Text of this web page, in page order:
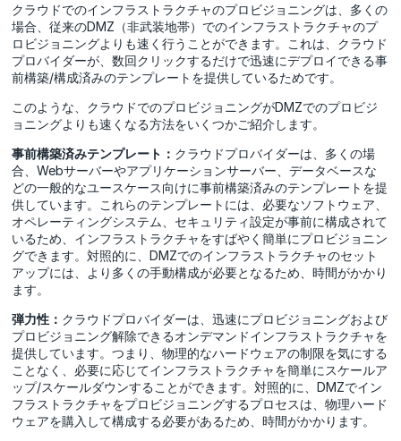
クラウドでのインフラストラクチャのプロビジョニングは、多くの
場合、従来のDMZ（非武装地帯）でのインフラストラクチャのプ
ロビジョニングよりも速く行うことができます。これは、クラウド
プロバイダーが、数回クリックするだけで迅速にデプロイできる事
前構築/構成済みのテンプレートを提供しているためです。
このような、クラウドでのプロビジョニングがDMZでのプロビジ
ョニングよりも速くなる方法をいくつかご紹介します。
事前構築済みテンプレート： クラウドプロバイダーは、多くの場
合、Webサーバーやアプリケーションサーバー、データベースな
どの一般的なユースケース向けに事前構築済みのテンプレートを提
供しています。これらのテンプレートには、必要なソフトウェア、
オペレーティングシステム、セキュリティ設定が事前に構成されて
いるため、インフラストラクチャをすばやく簡単にプロビジョニン
グできます。対照的に、DMZでのインフラストラクチャのセット
アップには、より多くの手動構成が必要となるため、時間がかかり
ます。
弾力性： クラウドプロバイダーは、迅速にプロビジョニングおよび
プロビジョニング解除できるオンデマンドインフラストラクチャを
提供しています。つまり、物理的なハードウェアの制限を気にする
ことなく、必要に応じてインフラストラクチャを簡単にスケールア
ップ/スケールダウンすることができます。対照的に、DMZでイン
フラストラクチャをプロビジョニングするプロセスは、物理ハード
ウェアを購入して構成する必要があるため、時間がかかります。